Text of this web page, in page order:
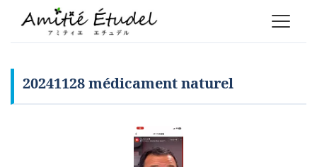
20241128 médicament naturel